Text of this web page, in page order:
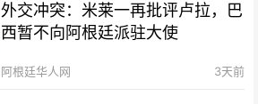
外交冲突：米莱一再批评卢拉，巴
西暂不向阿根廷派驻大使
阿根廷华人网 3天前